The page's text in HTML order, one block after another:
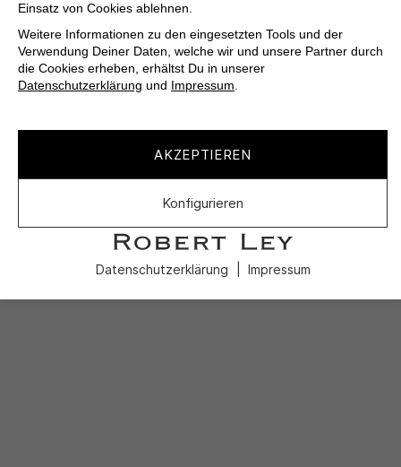
Einsatz von Cookies ablehnen.
Weitere Informationen zu den eingesetzten Tools und der
Verwendung Deiner Daten, welche wir und unsere Partner durch
die Cookies erheben, erhältst Du in unserer
Datenschutzerklärung und Impressum.
AKZEPTIEREN
Konfigurieren
Datenschutzerklärung Impressum